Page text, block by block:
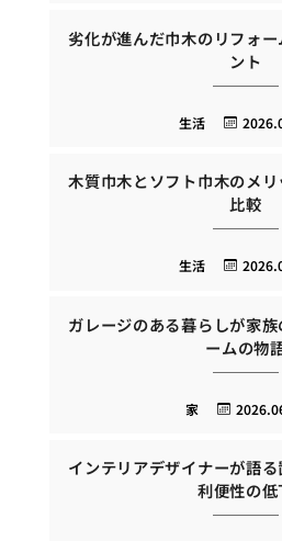
劣化が進んだ巾木のリフォ
ント
生活
木質巾木とソフト巾木のメ
比較
生活
ガレージのある暮らしが家
ームの物
家
インテリアデザイナーが語
利便性の低